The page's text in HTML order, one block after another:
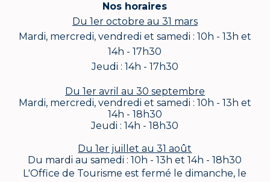
Nos horaires
Du 1er octobre au 31 mars
Mardi, mercredi, vendredi et samedi : 10h - 13h et
14h - 17h30
Jeudi : 14h - 17h30
Du 1er avril au 30 septembre
Mardi, mercredi, vendredi et samedi : 10h - 13h et
14h - 18h30
Jeudi : 14h - 18h30
Du 1er juillet au 31 août
Du mardi au samedi : 10h - 13h et 14h - 18h30
L'Office de Tourisme est fermé le dimanche, le